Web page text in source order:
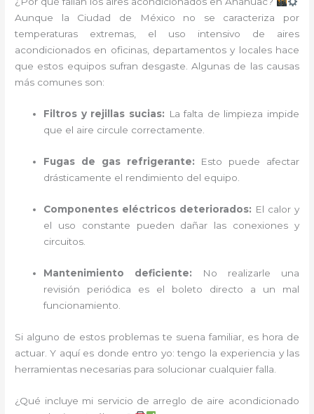
Aunque la Ciudad de México no se caracteriza por
temperaturas extremas, el uso intensivo de aires
acondicionados en oficinas, departamentos y locales hace
que estos equipos sufran desgaste. Algunas de las causas
más comunes son:
Filtros y rejillas sucias: La falta de limpieza impide
que el aire circule correctamente.
Fugas de gas refrigerante: Esto puede afectar
drásticamente el rendimiento del equipo.
Componentes eléctricos deteriorados: El calor y
el uso constante pueden dañar las conexiones y
circuitos.
Mantenimiento deficiente: No realizarle una
revisión periódica es el boleto directo a un mal
funcionamiento.
Si alguno de estos problemas te suena familiar, es hora de
actuar. Y aquí es donde entro yo: tengo la experiencia y las
herramientas necesarias para solucionar cualquier falla.
¿Qué incluye mi servicio de arreglo de aire acondicionado